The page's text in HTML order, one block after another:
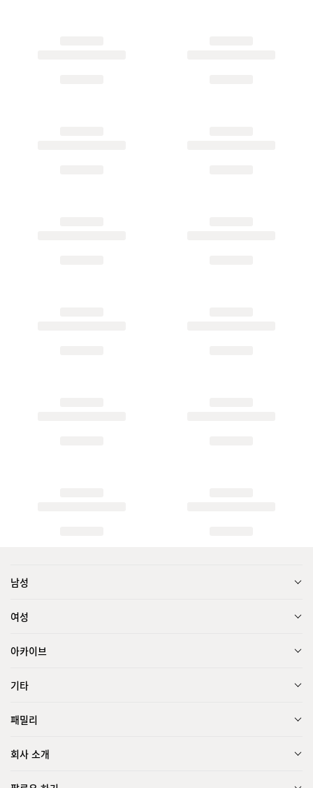
남성
여성
아카이브
기타
패밀리
회사 소개